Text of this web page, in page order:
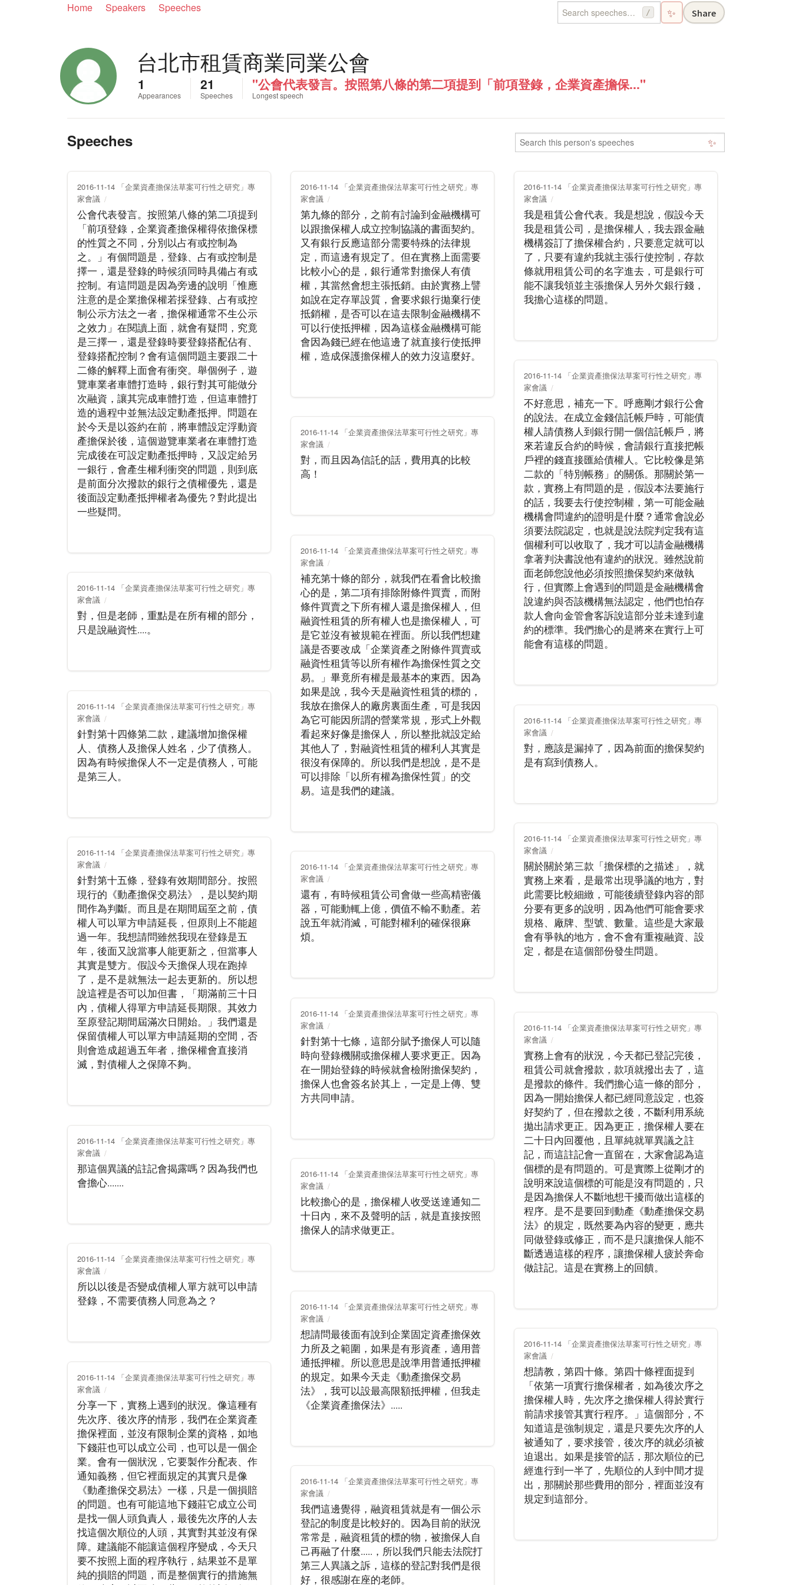
Home Speakers Speeches / ✨ Share
台北市租賃商業同業公會
1
Appearances
21
Speeches
"公會代表發言。按照第八條的第二項提到「前項登錄，企業資產擔保..."
Longest speech
Speeches ✨
2016-11-14 「企業資產擔保法草案可行性之研究」專
家會議
公會代表發言。按照第八條的第二項提到
「前項登錄，企業資產擔保權得依擔保標
的性質之不同，分別以占有或控制為
之。」有個問題是，登錄、占有或控制是
擇一，還是登錄的時候須同時具備占有或
控制。有這問題是因為旁邊的說明「惟應
注意的是企業擔保權若採登錄、占有或控
制公示方法之一者，擔保權通常不生公示
之效力」在閱讀上面，就會有疑問，究竟
是三擇一，還是登錄時要登錄搭配佔有、
登錄搭配控制？會有這個問題主要跟二十
二條的解釋上面會有衝突。舉個例子，遊
覽車業者車體打造時，銀行對其可能做分
次融資，讓其完成車體打造，但這車體打
造的過程中並無法設定動產抵押。問題在
於今天是以簽約在前，將車體設定浮動資
產擔保於後，這個遊覽車業者在車體打造
完成後在可設定動產抵押時，又設定給另
一銀行，會產生權利衝突的問題，則到底
是前面分次撥款的銀行之債權優先，還是
後面設定動產抵押權者為優先？對此提出
一些疑問。
2016-11-14 「企業資產擔保法草案可行性之研究」專
家會議
第九條的部分，之前有討論到金融機構可
以跟擔保權人成立控制協議的書面契約。
又有銀行反應這部分需要特殊的法律規
定，而這邊有規定了。但在實務上面需要
比較小心的是，銀行通常對擔保人有債
權，其當然會想主張抵銷。由於實務上譬
如說在定存單設質，會要求銀行拋棄行使
抵銷權，是否可以在這去限制金融機構不
可以行使抵押權，因為這樣金融機構可能
會因為錢已經在他這邊了就直接行使抵押
權，造成保護擔保權人的效力沒這麼好。
2016-11-14 「企業資產擔保法草案可行性之研究」專
家會議
我是租賃公會代表。我是想說，假設今天
我是租賃公司，是擔保權人，我去跟金融
機構簽訂了擔保權合約，只要意定就可以
了，只要有違約我就主張行使控制，存款
條就用租賃公司的名字進去，可是銀行可
能不讓我領並主張擔保人另外欠銀行錢，
我擔心這樣的問題。
2016-11-14 「企業資產擔保法草案可行性之研究」專
家會議
不好意思，補充一下。呼應剛才銀行公會
的說法。在成立金錢信託帳戶時，可能債
權人請債務人到銀行開一個信託帳戶，將
來若違反合約的時候，會請銀行直接把帳
戶裡的錢直接匯給債權人。它比較像是第
二款的「特別帳務」的關係。那關於第一
款，實務上有問題的是，假設本法要施行
的話，我要去行使控制權，第一可能金融
機構會問違約的證明是什麼？通常會說必
須要法院認定，也就是說法院判定我有這
個權利可以收取了，我才可以請金融機構
拿著判決書說他有違約的狀況。雖然說前
面老師您說他必須按照擔保契約來做執
行，但實際上會遇到的問題是金融機構會
說違約與否該機構無法認定，他們也怕存
款人會向金管會客訴說這部分並未達到違
約的標準。我們擔心的是將來在實行上可
能會有這樣的問題。
2016-11-14 「企業資產擔保法草案可行性之研究」專
家會議
對，而且因為信託的話，費用真的比較
高！
2016-11-14 「企業資產擔保法草案可行性之研究」專
家會議
補充第十條的部分，就我們在看會比較擔
心的是，第二項有排除附條件買賣，而附
條件買賣之下所有權人還是擔保權人，但
融資性租賃的所有權人也是擔保權人，可
是它並沒有被規範在裡面。所以我們想建
議是否要改成「企業資產之附條件買賣或
融資性租賃等以所有權作為擔保性質之交
易。」畢竟所有權是最基本的東西。因為
如果是說，我今天是融資性租賃的標的，
我放在擔保人的廠房裏面生產，可是我因
為它可能因所謂的營業常規，形式上外觀
看起來好像是擔保人，所以整批就設定給
其他人了，對融資性租賃的權利人其實是
很沒有保障的。所以我們是想說，是不是
可以排除「以所有權為擔保性質」的交
易。這是我們的建議。
2016-11-14 「企業資產擔保法草案可行性之研究」專
家會議
對，但是老師，重點是在所有權的部分，
只是說融資性....。
2016-11-14 「企業資產擔保法草案可行性之研究」專
家會議
針對第十四條第二款，建議增加擔保權
人、債務人及擔保人姓名，少了債務人。
因為有時候擔保人不一定是債務人，可能
是第三人。
2016-11-14 「企業資產擔保法草案可行性之研究」專
家會議
對，應該是漏掉了，因為前面的擔保契約
是有寫到債務人。
2016-11-14 「企業資產擔保法草案可行性之研究」專
家會議
關於關於第三款「擔保標的之描述」，就
實務上來看，是最常出現爭議的地方，對
此需要比較細緻，可能後續登錄內容的部
分要有更多的說明，因為他們可能會要求
規格、廠牌、型號、數量。這些是大家最
會有爭執的地方，會不會有重複融資、設
定，都是在這個部份發生問題。
2016-11-14 「企業資產擔保法草案可行性之研究」專
家會議
針對第十五條，登錄有效期間部分。按照
現行的《動產擔保交易法》，是以契約期
間作為判斷。而且是在期間屆至之前，債
權人可以單方申請延長，但原則上不能超
過一年。我想請問雖然我現在登錄是五
年，後面又說當事人能更新之，但當事人
其實是雙方。假設今天擔保人現在跑掉
了，是不是就無法一起去更新的。所以想
說這裡是否可以加但書，「期滿前三十日
內，債權人得單方申請延長期限。其效力
至原登記期間屆滿次日開始。」我們還是
保留債權人可以單方申請延期的空間，否
則會造成超過五年者，擔保權會直接消
滅，對債權人之保障不夠。
2016-11-14 「企業資產擔保法草案可行性之研究」專
家會議
還有，有時候租賃公司會做一些高精密儀
器，可能動輒上億，價值不輸不動產。若
說五年就消滅，可能對權利的確保很麻
煩。
2016-11-14 「企業資產擔保法草案可行性之研究」專
家會議
針對第十七條，這部分賦予擔保人可以隨
時向登錄機關或擔保權人要求更正。因為
在一開始登錄的時候就會檢附擔保契約，
擔保人也會簽名於其上，一定是上傳、雙
方共同申請。
2016-11-14 「企業資產擔保法草案可行性之研究」專
家會議
實務上會有的狀況，今天都已登記完後，
租賃公司就會撥款，款項就撥出去了，這
是撥款的條件。我們擔心這一條的部分，
因為一開始擔保人都已經同意設定，也簽
好契約了，但在撥款之後，不斷利用系統
拋出請求更正。因為更正，擔保權人要在
二十日內回覆他，且單純就單異議之註
記，而這註記會一直留在，大家會認為這
個標的是有問題的。可是實際上從剛才的
說明來說這個標的可能是沒有問題的，只
是因為擔保人不斷地想干擾而做出這樣的
程序。是不是要回到動產《動產擔保交易
法》的規定，既然要為內容的變更，應共
同做登錄或修正，而不是只讓擔保人能不
斷透過這樣的程序，讓擔保權人疲於奔命
做註記。這是在實務上的回饋。
2016-11-14 「企業資產擔保法草案可行性之研究」專
家會議
那這個異議的註記會揭露嗎？因為我們也
會擔心.......
2016-11-14 「企業資產擔保法草案可行性之研究」專
家會議
比較擔心的是，擔保權人收受送達通知二
十日內，來不及聲明的話，就是直接按照
擔保人的請求做更正。
2016-11-14 「企業資產擔保法草案可行性之研究」專
家會議
所以以後是否變成債權人單方就可以申請
登錄，不需要債務人同意為之？
2016-11-14 「企業資產擔保法草案可行性之研究」專
家會議
想請問最後面有說到企業固定資產擔保效
力所及之範圍，如果是有形資產，適用普
通抵押權。所以意思是說準用普通抵押權
的規定。如果今天走《動產擔保交易
法》，我可以設最高限額抵押權，但我走
《企業資產擔保法》.....
2016-11-14 「企業資產擔保法草案可行性之研究」專
家會議
想請教，第四十條。第四十條裡面提到
「依第一項實行擔保權者，如為後次序之
擔保權人時，先次序之擔保權人得於實行
前請求接管其實行程序。」這個部分，不
知道這是強制規定，還是只要先次序的人
被通知了，要求接管，後次序的就必須被
迫退出。如果是接管的話，那次順位的已
經進行到一半了，先順位的人到中間才提
出，那關於那些費用的部分，裡面並沒有
規定到這部分。
2016-11-14 「企業資產擔保法草案可行性之研究」專
家會議
分享一下，實務上遇到的狀況。像這種有
先次序、後次序的情形，我們在企業資產
擔保裡面，並沒有限制企業的資格，如地
下錢莊也可以成立公司，也可以是一個企
業。會有一個狀況，它要製作分配表、作
通知義務，但它裡面規定的其實只是像
《動產擔保交易法》一樣，只是一個損賠
的問題。也有可能這地下錢莊它成立公司
是找一個人頭負責人，最後先次序的人去
找這個次順位的人頭，其實對其並沒有保
障。建議能不能讓這個程序變成，今天只
要不按照上面的程序執行，結果並不是單
純的損賠的問題，而是整個實行的措施無
2016-11-14 「企業資產擔保法草案可行性之研究」專
家會議
我們這邊覺得，融資租賃就是有一個公示
登記的制度是比較好的。因為目前的狀況
常常是，融資租賃的標的物，被擔保人自
己再融了什麼.....，所以我們只能去法院打
第三人異議之訴，這樣的登記對我們是很
好，很感謝在座的老師。